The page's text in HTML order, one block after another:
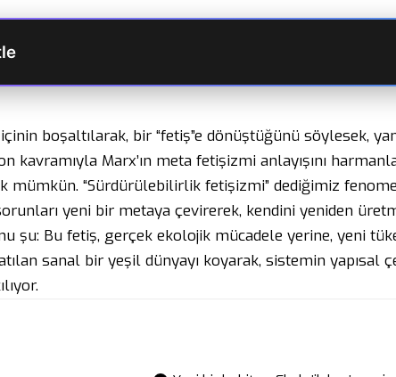
boşaltılarak, bir “fetiş”e dönüştüğünü söylesek,
kavramıyla Marx’ın meta fetişizmi anlayışını
mümkün. “Sürdürülebilirlik fetişizmi” dediğimiz
yeni bir metaya çevirerek, kendini yeniden
şu: Bu fetiş, gerçek ekolojik mücadele yerine, yeni
sanal bir yeşil dünyayı koyarak, sistemin yapısal